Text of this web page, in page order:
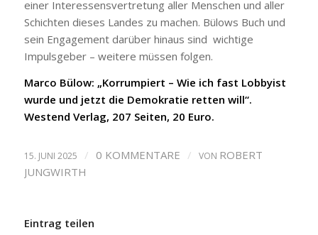
einer Interessensvertretung aller Menschen und aller
Schichten dieses Landes zu machen. Bülows Buch und
sein Engagement darüber hinaus sind wichtige
Impulsgeber – weitere müssen folgen.
Marco Bülow: „Korrumpiert – Wie ich fast Lobbyist
wurde und jetzt die Demokratie retten will“.
Westend Verlag, 207 Seiten, 20 Euro.
15. JUNI 2025 / 0 KOMMENTARE / VON ROBERT
JUNGWIRTH
Eintrag teilen